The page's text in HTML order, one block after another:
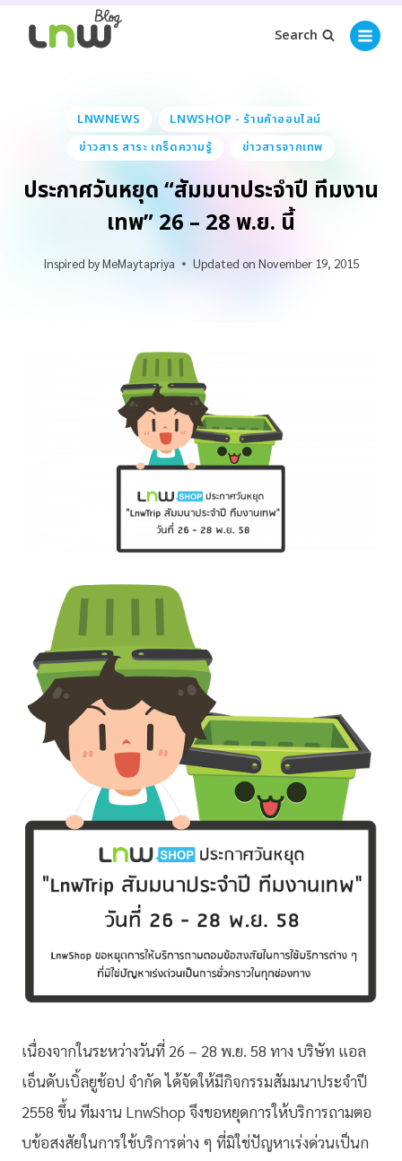
Search
LNWNEWS
LNWSHOP - ร้านค้าออนไลน์
ข่าวสาร สาระ เกร็ดความรู้
ข่าวสารจากเทพ
ประกาศวันหยุด “สัมมนาประจำปี ทีมงาน
เทพ” 26 – 28 พ.ย. นี้
Inspired byMeMaytapriya Updated on November 19, 2015
เนื่องจากในระหว่างวันที่ 26 – 28 พ.ย. 58 ทาง บริษัท แอล
เอ็นดับเบิ้ลยูช้อป จำกัด ได้จัดให้มีกิจกรรมสัมมนาประจำปี
2558 ขึ้น ทีมงาน LnwShop จึงขอหยุดการให้บริการถามตอ
บข้อสงสัยในการใช้บริการต่าง ๆ ที่มิใช่ปัญหาเร่งด่วนเป็นก